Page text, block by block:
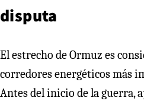
disputa
El estrecho de Ormuz es
corredores energéticos más
Antes del inicio de la guerra,